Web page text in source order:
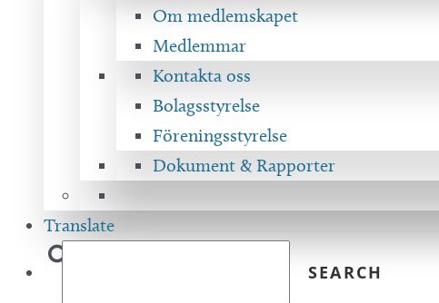
Om medlemskapet
Medlemmar
Kontakta oss
Bolagsstyrelse
Föreningsstyrelse
Dokument & Rapporter
Translate